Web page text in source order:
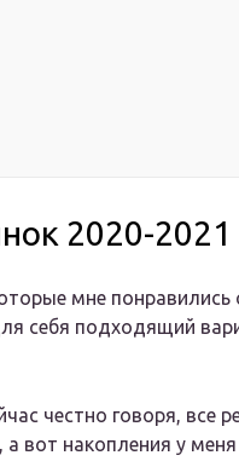
2020-
мне понравились
себя подходящий
честно говоря, все
вот накопления у